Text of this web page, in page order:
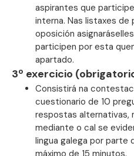
aspirantes que
interna. Nas listaxes de
oposición
participen por esta
apartado.
3º exercicio
Consistirá na
cuestionario de 10
respostas alternativas,
mediante o cal se
lingua galega por parte
máximo de 15 minutos.